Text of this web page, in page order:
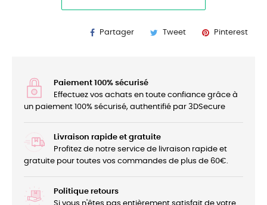
Partager Tweet Pinterest
Paiement 100% sécurisé
Effectuez vos achats en toute confiance grâce à
un paiement 100% sécurisé, authentifié par 3DSecure
Livraison rapide et gratuite
Profitez de notre service de livraison rapide et
gratuite pour toutes vos commandes de plus de 60€.
Politique retours